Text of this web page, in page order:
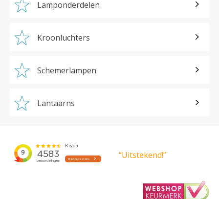
Lamponderdelen
Kroonluchters
Schemerlampen
Lantaarns
“Uitstekend!”